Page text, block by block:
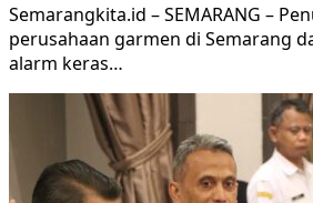
Semarangkita.id – SEMARANG –
perusahaan garmen di Semarang
alarm keras…